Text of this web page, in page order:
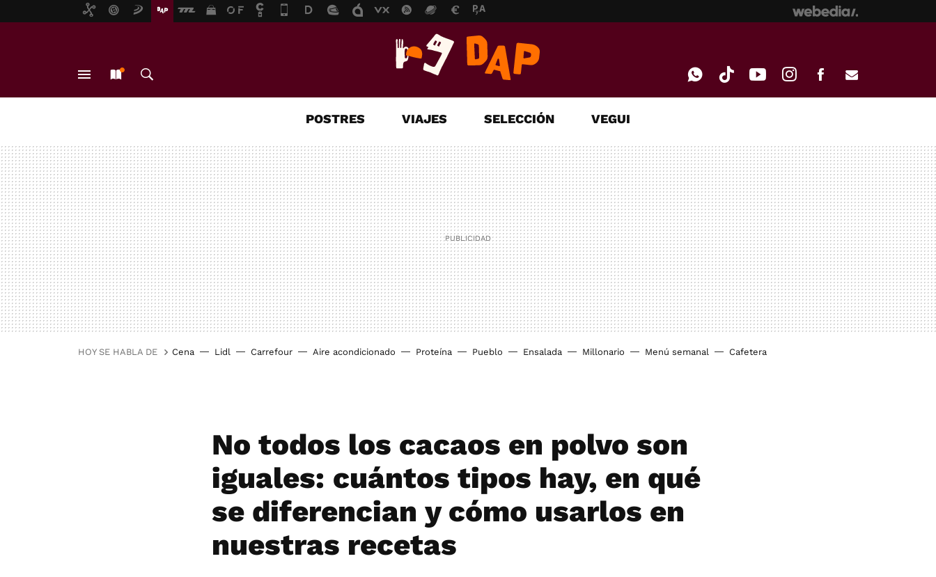
MAIL
POSTRES VIAJES SELECCIÓN VEGUI
HOY SE HABLA DE Cena Lidl Carrefour Aire acondicionado Proteína Pueblo Ensalada Millonario Menú semanal Cafetera
No todos los cacaos en polvo son
iguales: cuántos tipos hay, en qué
se diferencian y cómo usarlos en
nuestras recetas